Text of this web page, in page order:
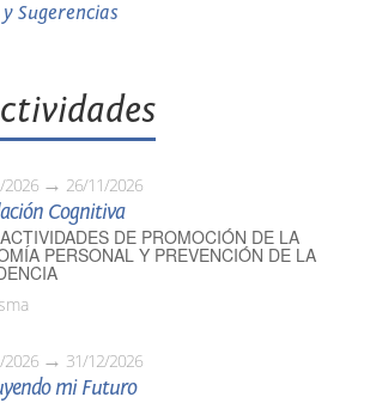
Sugerencias
2026 26/11/2026
Cognitiva
DE PROMOCIÓN DE LA
PERSONAL Y PREVENCIÓN DE LA
2026 31/12/2026
mi Futuro